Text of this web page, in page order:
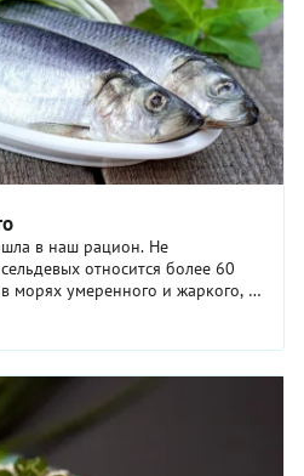
в наш рацион. Не
относится более 60
морях умеренного и жаркого, а